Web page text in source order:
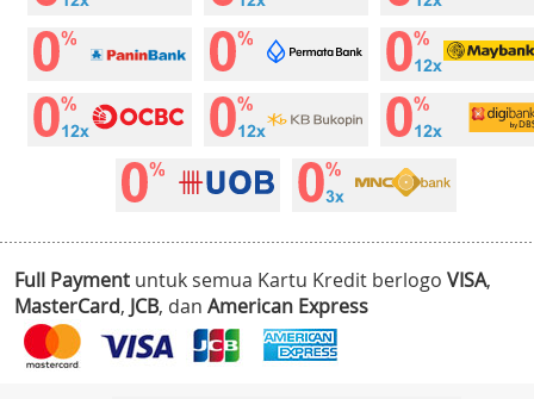
Full Payment untuk semua Kartu Kredit berlogo VISA,
MasterCard, JCB, dan American Express